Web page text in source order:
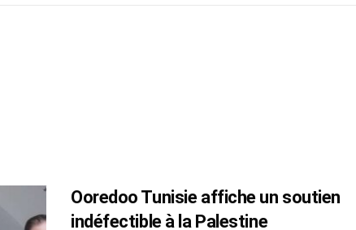
Ooredoo Tunisie affiche un soutien
indéfectible à la Palestine